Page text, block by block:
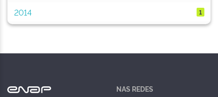
2014
1
NAS REDES